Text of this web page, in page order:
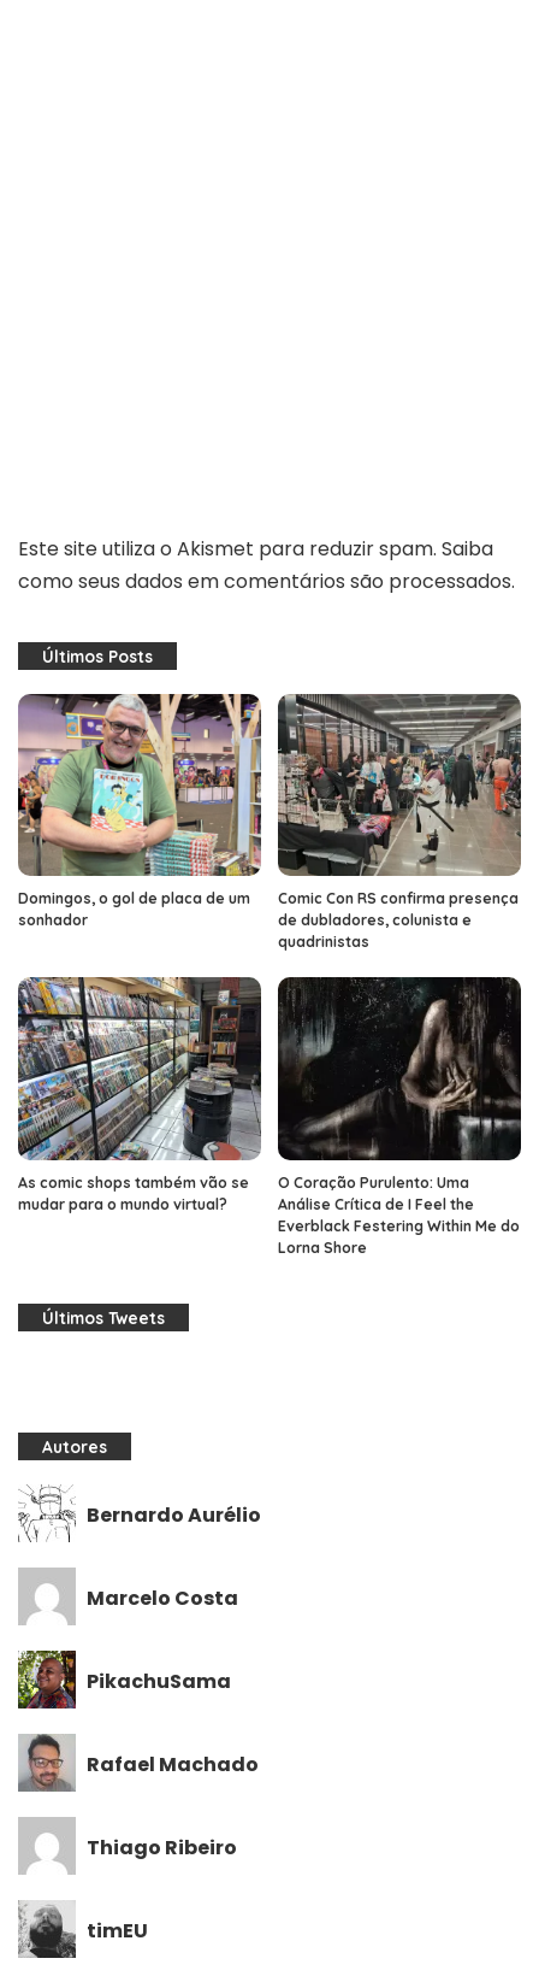
Este site utiliza o Akismet para reduzir spam. Saiba
como seus dados em comentários são processados.
Últimos Posts
Domingos, o gol de placa de um
sonhador
Comic Con RS confirma presença
de dubladores, colunista e
quadrinistas
As comic shops também vão se
mudar para o mundo virtual?
O Coração Purulento: Uma
Análise Crítica de I Feel the
Everblack Festering Within Me do
Lorna Shore
Últimos Tweets
Autores
Bernardo Aurélio
Marcelo Costa
PikachuSama
Rafael Machado
Thiago Ribeiro
timEU